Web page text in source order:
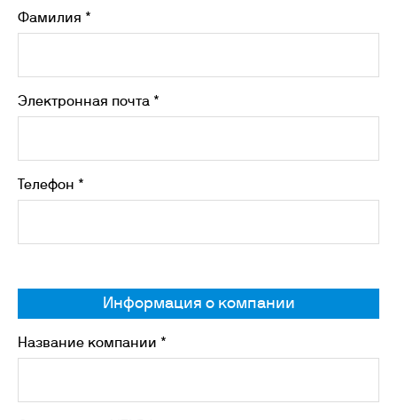
Фамилия *
Электронная почта *
Телефон *
Информация о компании
Название компании *